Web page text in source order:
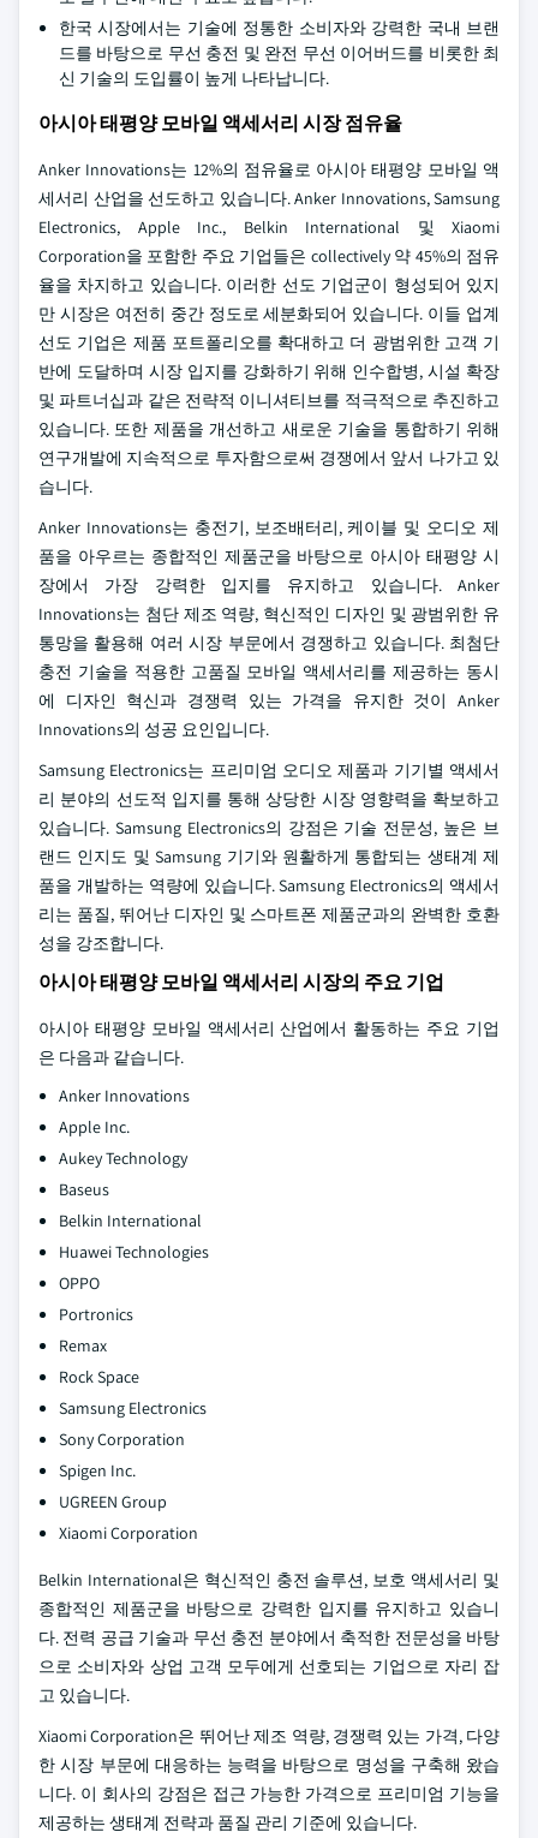
한국 시장에서는 기술에 정통한 소비자와 강력한 국내 브랜
드를 바탕으로 무선 충전 및 완전 무선 이어버드를 비롯한 최
신 기술의 도입률이 높게 나타납니다.
아시아 태평양 모바일 액세서리 시장 점유율
Anker Innovations는 12%의 점유율로 아시아 태평양 모바일 액
세서리 산업을 선도하고 있습니다. Anker Innovations, Samsung
Electronics, Apple Inc., Belkin International 및 Xiaomi
Corporation을 포함한 주요 기업들은 collectively 약 45%의 점유
율을 차지하고 있습니다. 이러한 선도 기업군이 형성되어 있지
만 시장은 여전히 중간 정도로 세분화되어 있습니다. 이들 업계
선도 기업은 제품 포트폴리오를 확대하고 더 광범위한 고객 기
반에 도달하며 시장 입지를 강화하기 위해 인수합병, 시설 확장
및 파트너십과 같은 전략적 이니셔티브를 적극적으로 추진하고
있습니다. 또한 제품을 개선하고 새로운 기술을 통합하기 위해
연구개발에 지속적으로 투자함으로써 경쟁에서 앞서 나가고 있
습니다.
Anker Innovations는 충전기, 보조배터리, 케이블 및 오디오 제
품을 아우르는 종합적인 제품군을 바탕으로 아시아 태평양 시
장에서 가장 강력한 입지를 유지하고 있습니다. Anker
Innovations는 첨단 제조 역량, 혁신적인 디자인 및 광범위한 유
통망을 활용해 여러 시장 부문에서 경쟁하고 있습니다. 최첨단
충전 기술을 적용한 고품질 모바일 액세서리를 제공하는 동시
에 디자인 혁신과 경쟁력 있는 가격을 유지한 것이 Anker
Innovations의 성공 요인입니다.
Samsung Electronics는 프리미엄 오디오 제품과 기기별 액세서
리 분야의 선도적 입지를 통해 상당한 시장 영향력을 확보하고
있습니다. Samsung Electronics의 강점은 기술 전문성, 높은 브
랜드 인지도 및 Samsung 기기와 원활하게 통합되는 생태계 제
품을 개발하는 역량에 있습니다. Samsung Electronics의 액세서
리는 품질, 뛰어난 디자인 및 스마트폰 제품군과의 완벽한 호환
성을 강조합니다.
아시아 태평양 모바일 액세서리 시장의 주요 기업
아시아 태평양 모바일 액세서리 산업에서 활동하는 주요 기업
은 다음과 같습니다.
Anker Innovations
Apple Inc.
Aukey Technology
Baseus
Belkin International
Huawei Technologies
OPPO
Portronics
Remax
Rock Space
Samsung Electronics
Sony Corporation
Spigen Inc.
UGREEN Group
Xiaomi Corporation
Belkin International은 혁신적인 충전 솔루션, 보호 액세서리 및
종합적인 제품군을 바탕으로 강력한 입지를 유지하고 있습니
다. 전력 공급 기술과 무선 충전 분야에서 축적한 전문성을 바탕
으로 소비자와 상업 고객 모두에게 선호되는 기업으로 자리 잡
고 있습니다.
Xiaomi Corporation은 뛰어난 제조 역량, 경쟁력 있는 가격, 다양
한 시장 부문에 대응하는 능력을 바탕으로 명성을 구축해 왔습
니다. 이 회사의 강점은 접근 가능한 가격으로 프리미엄 기능을
제공하는 생태계 전략과 품질 관리 기준에 있습니다.